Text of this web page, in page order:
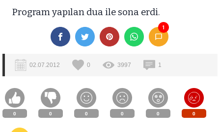
Program yapılan dua ile sona erdi.
1
02.07.2012 0 3997 1
0 0 0 0 0 0